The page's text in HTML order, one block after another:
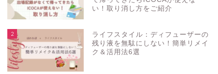
い！取り消し方をご紹介
2
ライフスタイル：ディフューザーの
残り液を無駄にしない！簡単リメイ
ク＆活用法6選